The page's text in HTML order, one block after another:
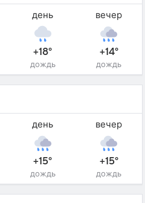
день
+18°
дождь
вечер
+14°
дождь
день
+15°
дождь
вечер
+15°
дождь